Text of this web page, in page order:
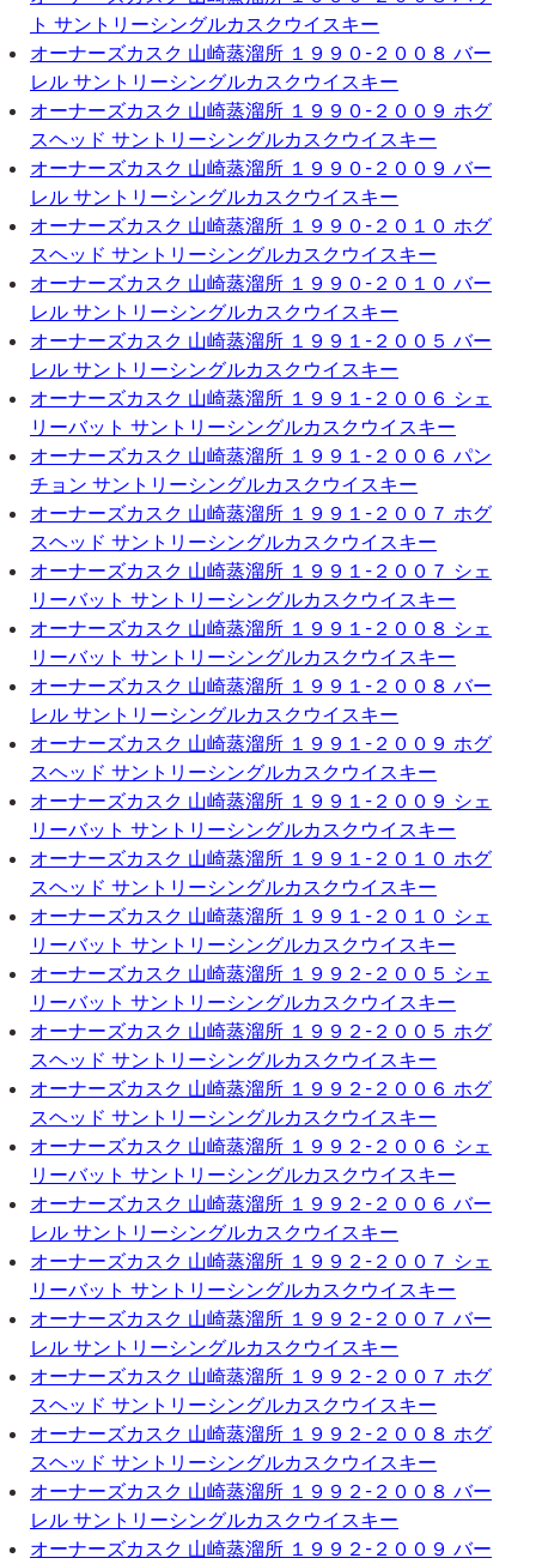
ト サントリーシングルカスクウイスキー
オーナーズカスク 山崎蒸溜所 １９９０-２００８ バー
レル サントリーシングルカスクウイスキー
オーナーズカスク 山崎蒸溜所 １９９０-２００９ ホグ
スヘッド サントリーシングルカスクウイスキー
オーナーズカスク 山崎蒸溜所 １９９０-２００９ バー
レル サントリーシングルカスクウイスキー
オーナーズカスク 山崎蒸溜所 １９９０-２０１０ ホグ
スヘッド サントリーシングルカスクウイスキー
オーナーズカスク 山崎蒸溜所 １９９０-２０１０ バー
レル サントリーシングルカスクウイスキー
オーナーズカスク 山崎蒸溜所 １９９１-２００５ バー
レル サントリーシングルカスクウイスキー
オーナーズカスク 山崎蒸溜所 １９９１-２００６ シェ
リーバット サントリーシングルカスクウイスキー
オーナーズカスク 山崎蒸溜所 １９９１-２００６ パン
チョン サントリーシングルカスクウイスキー
オーナーズカスク 山崎蒸溜所 １９９１-２００７ ホグ
スヘッド サントリーシングルカスクウイスキー
オーナーズカスク 山崎蒸溜所 １９９１-２００７ シェ
リーバット サントリーシングルカスクウイスキー
オーナーズカスク 山崎蒸溜所 １９９１-２００８ シェ
リーバット サントリーシングルカスクウイスキー
オーナーズカスク 山崎蒸溜所 １９９１-２００８ バー
レル サントリーシングルカスクウイスキー
オーナーズカスク 山崎蒸溜所 １９９１-２００９ ホグ
スヘッド サントリーシングルカスクウイスキー
オーナーズカスク 山崎蒸溜所 １９９１-２００９ シェ
リーバット サントリーシングルカスクウイスキー
オーナーズカスク 山崎蒸溜所 １９９１-２０１０ ホグ
スヘッド サントリーシングルカスクウイスキー
オーナーズカスク 山崎蒸溜所 １９９１-２０１０ シェ
リーバット サントリーシングルカスクウイスキー
オーナーズカスク 山崎蒸溜所 １９９２-２００５ シェ
リーバット サントリーシングルカスクウイスキー
オーナーズカスク 山崎蒸溜所 １９９２-２００５ ホグ
スヘッド サントリーシングルカスクウイスキー
オーナーズカスク 山崎蒸溜所 １９９２-２００６ ホグ
スヘッド サントリーシングルカスクウイスキー
オーナーズカスク 山崎蒸溜所 １９９２-２００６ シェ
リーバット サントリーシングルカスクウイスキー
オーナーズカスク 山崎蒸溜所 １９９２-２００６ バー
レル サントリーシングルカスクウイスキー
オーナーズカスク 山崎蒸溜所 １９９２-２００７ シェ
リーバット サントリーシングルカスクウイスキー
オーナーズカスク 山崎蒸溜所 １９９２-２００７ バー
レル サントリーシングルカスクウイスキー
オーナーズカスク 山崎蒸溜所 １９９２-２００７ ホグ
スヘッド サントリーシングルカスクウイスキー
オーナーズカスク 山崎蒸溜所 １９９２-２００８ ホグ
スヘッド サントリーシングルカスクウイスキー
オーナーズカスク 山崎蒸溜所 １９９２-２００８ バー
レル サントリーシングルカスクウイスキー
オーナーズカスク 山崎蒸溜所 １９９２-２００９ バー